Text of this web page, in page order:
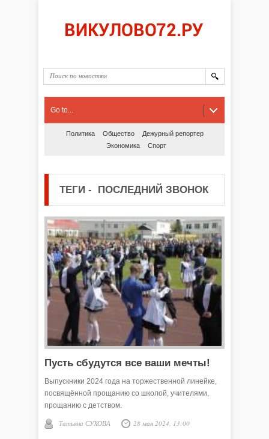
Go to...
Политика Общество
Дежурный репортер
Экономика
Спорт
ТЕГИ - ПОСЛЕДНИЙ ЗВОНОК
Пусть сбудутся все ваши мечты!
Выпускники 2024 года на торжественной линейке,
посвящённой прощанию со школой, учителями,
прощанию с детством.
Татьяна СУХОВА 28 мая 2024, 13:00